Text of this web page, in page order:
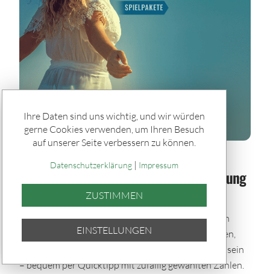
Sommerglück im Paket: Bei jeder Ziehung
dabei – auch im Urlaub
Mit den Sommerglück Spielpaketen bleibst du auch
während der Urlaubszeit im Spiel. Einmal auswählen,
automatisch tippen und bei allen Ziehungen dabei sein
– bequem per Quicktipp mit zufällig gewählten Zahlen.
Ihre Daten sind uns wichtig, und wir würden
gerne Cookies verwenden, um Ihren Besuch
auf unserer Seite verbessern zu können.
Datenschutzerklärung| Impressum
ZUSTIMMEN
EINSTELLUNGEN